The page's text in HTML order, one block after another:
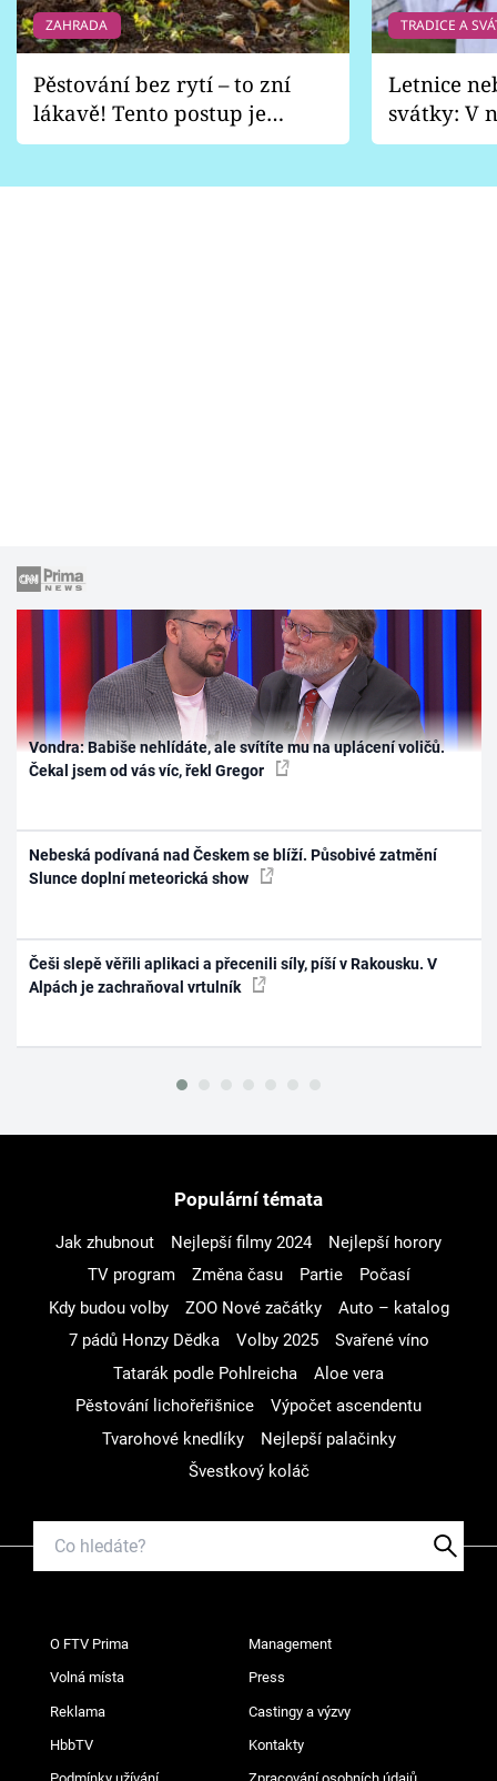
ZAHRADA
Pěstování bez rytí – to zní
lákavě! Tento postup je
vhodný jen pro některé
TRADICE A
Letnice
svátky: V
pondělí
Vondra: Babiše nehlídáte, ale svítíte mu na uplácení voličů.
Čekal jsem od vás víc, řekl Gregor
Nebeská podívaná nad Českem se blíží. Působivé zatmění
Slunce doplní meteorická show
Češi slepě věřili aplikaci a přecenili síly, píší v Rakousku. V
Alpách je zachraňoval vrtulník
Populární témata
Jak zhubnout Nejlepší filmy 2024
Nejlepší horory
TV program
Změna času Partie
Počasí
Kdy budou volby
ZOO Nové začátky
Auto – katalog
7 pádů Honzy Dědka
Volby 2025
Svařené víno
Tatarák podle Pohlreicha
Aloe vera
Pěstování lichořeřišnice
Výpočet ascendentu
Tvarohové knedlíky
Nejlepší palačinky
Švestkový koláč
O FTV Prima Management
Volná místa Press
Reklama Castingy a výzvy
HbbTV Kontakty